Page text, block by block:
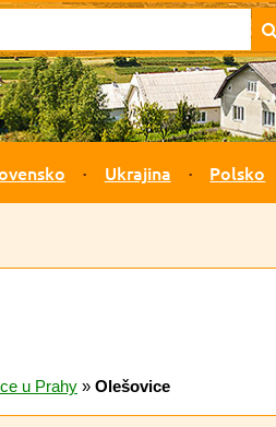
Ukrajina Polsko
u Prahy » Olešovice